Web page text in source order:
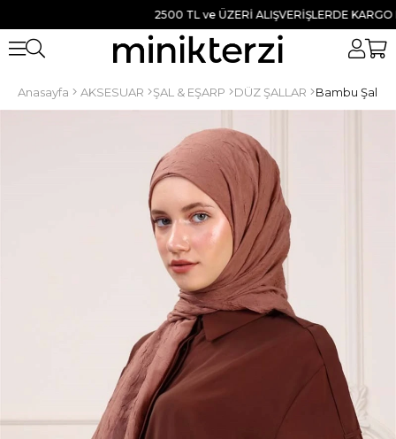
2500 TL ve ÜZERİ ALIŞVERİŞLERDE KARGO
Anasayfa AKSESUAR ŞAL & EŞARP DÜZ ŞALLAR Bambu Şal